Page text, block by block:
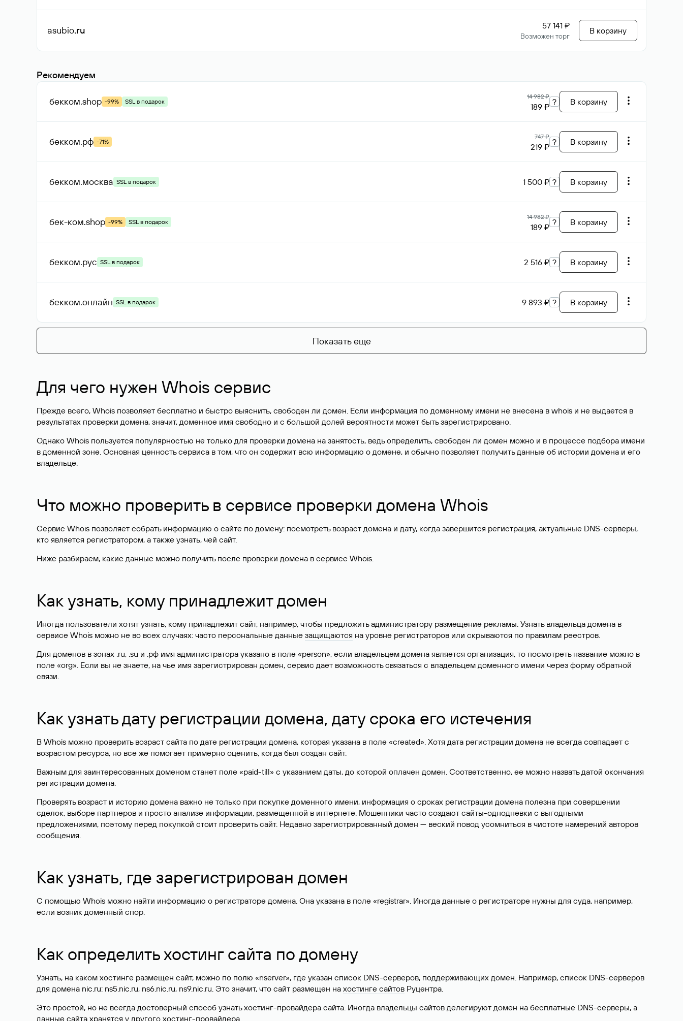
asubio.ru 57 141 ₽
Возможен торг
В корзину
Рекомендуем
бекком.shop -99% SSL в подарок
14 982 ₽
189 ₽ ? В корзину
бекком.рф -71%
747 ₽
219 ₽ ? В корзину
бекком.москва SSL в подарок 1 500 ₽ ? В корзину
бек-ком.shop -99% SSL в подарок
14 982 ₽
189 ₽ ? В корзину
бекком.рус SSL в подарок 2 516 ₽ ? В корзину
бекком.онлайн SSL в подарок 9 893 ₽ ? В корзину
Показать еще
Для чего нужен Whois сервис
Прежде всего, Whois позволяет бесплатно и быстро выяснить, свободен ли домен. Если информация по доменному имени не внесена в whois и не выдается в
результатах проверки домена, значит, доменное имя свободно и с большой долей вероятности может быть зарегистрировано.
Однако Whois пользуется популярностью не только для проверки домена на занятость, ведь определить, свободен ли домен можно и в процессе подбора имени
в доменной зоне. Основная ценность сервиса в том, что он содержит всю информацию о домене, и обычно позволяет получить данные об истории домена и его
владельце.
Что можно проверить в сервисе проверки домена Whois
Сервис Whois позволяет собрать информацию о сайте по домену: посмотреть возраст домена и дату, когда завершится регистрация, актуальные DNS-серверы,
кто является регистратором, а также узнать, чей сайт.
Ниже разбираем, какие данные можно получить после проверки домена в сервисе Whois.
Как узнать, кому принадлежит домен
Иногда пользователи хотят узнать, кому принадлежит сайт, например, чтобы предложить администратору размещение рекламы. Узнать владельца домена в
сервисе Whois можно не во всех случаях: часто персональные данные защищаются на уровне регистраторов или скрываются по правилам реестров.
Для доменов в зонах .ru, .su и .рф имя администратора указано в поле «person», если владельцем домена является организация, то посмотреть название можно в
поле «org». Если вы не знаете, на чье имя зарегистрирован домен, сервис дает возможность связаться с владельцем доменного имени через форму обратной
связи.
Как узнать дату регистрации домена, дату срока его истечения
В Whois можно проверить возраст сайта по дате регистрации домена, которая указана в поле «created». Хотя дата регистрации домена не всегда совпадает с
возрастом ресурса, но все же помогает примерно оценить, когда был создан сайт.
Важным для заинтересованных доменом станет поле «paid-till» с указанием даты, до которой оплачен домен. Соответственно, ее можно назвать датой окончания
регистрации домена.
Проверять возраст и историю домена важно не только при покупке доменного имени, информация о сроках регистрации домена полезна при совершении
сделок, выборе партнеров и просто анализе информации, размещенной в интернете. Мошенники часто создают сайты-однодневки с выгодными
предложениями, поэтому перед покупкой стоит проверить сайт. Недавно зарегистрированный домен — веский повод усомниться в чистоте намерений авторов
сообщения.
Как узнать, где зарегистрирован домен
С помощью Whois можно найти информацию о регистраторе домена. Она указана в поле «registrar». Иногда данные о регистраторе нужны для суда, например,
если возник доменный спор.
Как определить хостинг сайта по домену
Узнать, на каком хостинге размещен сайт, можно по полю «nserver», где указан список DNS-серверов, поддерживающих домен. Например, список DNS-серверов
для домена nic.ru: ns5.nic.ru, ns6.nic.ru, ns9.nic.ru. Это значит, что сайт размещен на хостинге сайтов Руцентра.
Это простой, но не всегда достоверный способ узнать хостинг-провайдера сайта. Иногда владельцы сайтов делегируют домен на бесплатные DNS-серверы, а
данные сайта хранятся у другого хостинг-провайдера.